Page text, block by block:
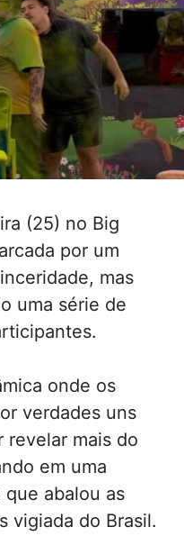
(25) no Big
por um
mas
uma série de
onde os
verdades uns
revelar mais do
em uma
abalou as
vigiada do Brasil.